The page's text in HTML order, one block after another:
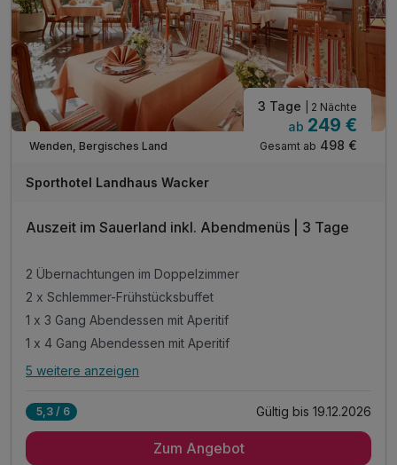
Teilweise ausgelastet
Wenden, Bergisches Land
3 Tage | 2 Nächte
ab 249 €
Gesamt ab 498 €
Sporthotel Landhaus Wacker
Auszeit im Sauerland inkl. Abendmenüs | 3 Tage
2 Übernachtungen im Doppelzimmer
2 x Schlemmer-Frühstücksbuffet
1 x 3 Gang Abendessen mit Aperitif
1 x 4 Gang Abendessen mit Aperitif
Alle Inklusivleistungen
2 x Schlemmer-Frühstücksbuffet
5 weitere anzeigen
5,3 / 6 Gültig bis 19.12.2026
Zum Angebot